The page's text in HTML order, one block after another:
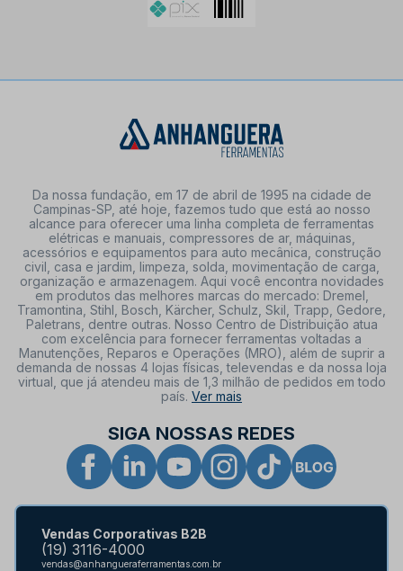
Da nossa fundação, em 17 de abril de 1995 na cidade de
Campinas-SP, até hoje, fazemos tudo que está ao nosso
alcance para oferecer uma linha completa de ferramentas
elétricas e manuais, compressores de ar, máquinas,
acessórios e equipamentos para auto mecânica, construção
civil, casa e jardim, limpeza, solda, movimentação de carga,
organização e armazenagem. Aqui você encontra novidades
em produtos das melhores marcas do mercado: Dremel,
Tramontina, Stihl, Bosch, Kärcher, Schulz, Skil, Trapp, Gedore,
Paletrans, dentre outras. Nosso Centro de Distribuição atua
com excelência para fornecer ferramentas voltadas a
Manutenções, Reparos e Operações (MRO), além de suprir a
demanda de nossas 4 lojas físicas, televendas e da nossa loja
virtual, que já atendeu mais de 1,3 milhão de pedidos em todo
país. Ver mais
SIGA NOSSAS REDES
Vendas Corporativas B2B
(19) 3116-4000
vendas@anhangueraferramentas.com.br